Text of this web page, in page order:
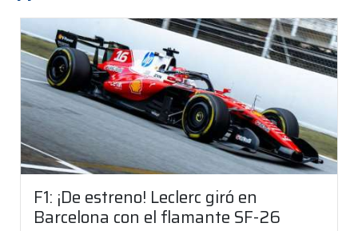
F1: ¡De estreno! Leclerc giró en
Barcelona con el flamante SF-26